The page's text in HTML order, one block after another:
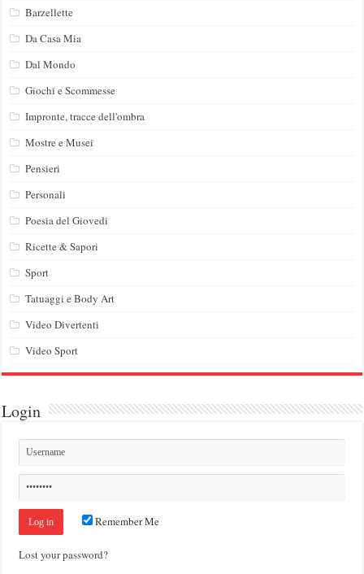
Barzellette
Da Casa Mia
Dal Mondo
Giochi e Scommesse
Impronte, tracce dell'ombra
Mostre e Musei
Pensieri
Personali
Poesia del Giovedi
Ricette & Sapori
Sport
Tatuaggi e Body Art
Video Divertenti
Video Sport
Login
Remember Me
Lost your password?